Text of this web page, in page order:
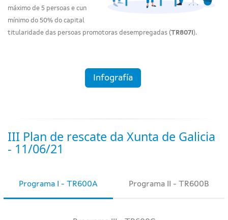
máximo de 5 persoas e cun
mínimo do 50% do capital
titularidade das persoas promotoras desempregadas (TR807I ).
Infografía
III Plan de rescate da Xunta de Galicia
- 11/06/21
Programa I - TR600A Programa II - TR600B